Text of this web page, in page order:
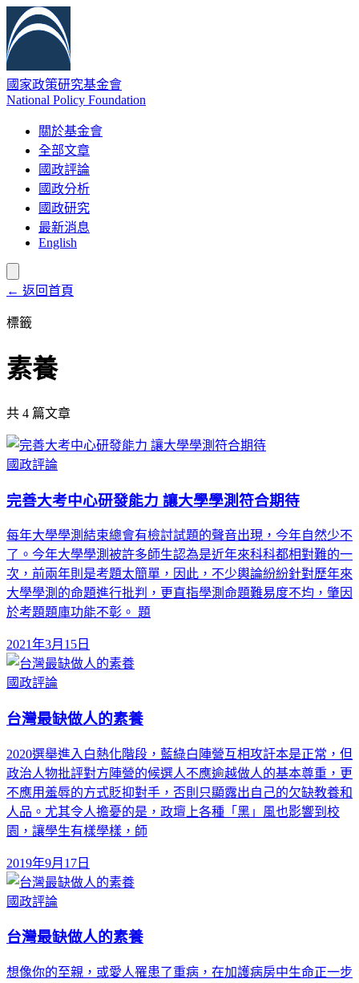
國家政策研究基金會
National Policy Foundation
關於基金會
全部文章
國政評論
國政分析
國政研究
最新消息
English
← 返回首頁
標籤
素養
共 4 篇文章
國政評論
完善大考中心研發能力 讓大學學測符合期待
每年大學學測結束總會有檢討試題的聲音出現，今年自然少不
了。今年大學學測被許多師生認為是近年來科科都相對難的一
次，前兩年則是考題太簡單，因此，不少輿論紛紛針對歷年來
大學學測的命題進行批判，更直指學測命題難易度不均，肇因
於考題題庫功能不彰。 題
2021年3月15日
國政評論
台灣最缺做人的素養
2020選舉進入白熱化階段，藍綠白陣營互相攻訐本是正常，但
政治人物批評對方陣營的候選人不應逾越做人的基本尊重，更
不應用羞辱的方式貶抑對手，否則只顯露出自己的欠缺教養和
人品。尤其令人擔憂的是，政壇上各種「黑」風也影響到校
園，讓學生有樣學樣，師
2019年9月17日
國政評論
台灣最缺做人的素養
想像你的至親，或愛人罹患了重病，在加護病房中生命正一步